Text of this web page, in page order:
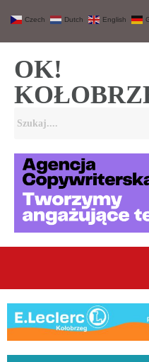
OK!
Czech Dutch English